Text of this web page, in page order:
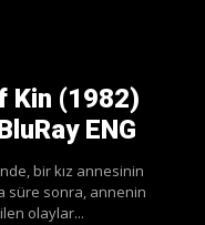
Kin (1982)
ENG
bir kız annesinin
süre sonra, annenin
olaylar...